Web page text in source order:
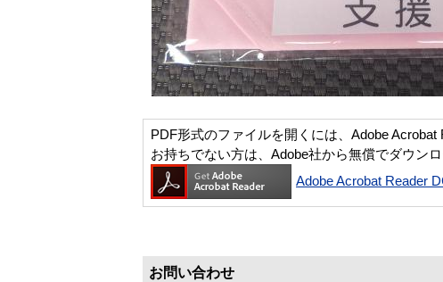
PDF形式のファイルを開くには、Adobe Acrobat
お持ちでない方は、Adobe社から無償でダウンロ
Adobe Acrobat Reader
お問い合わせ